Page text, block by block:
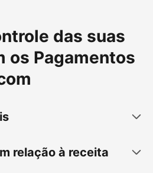
das suas
os Pagamentos
relação à receita